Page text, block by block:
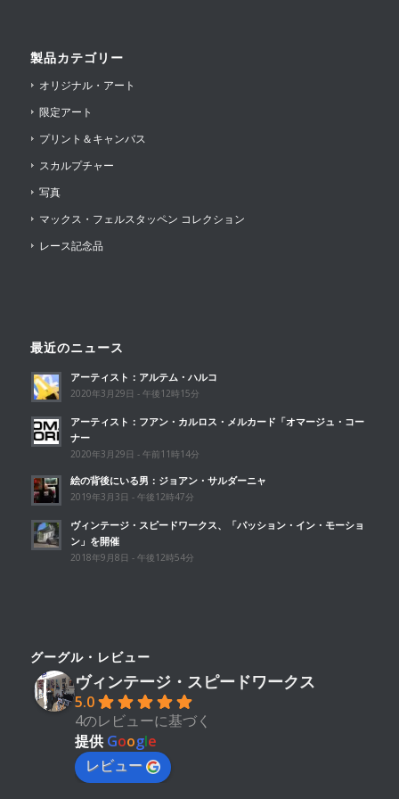
製品カテゴリー
オリジナル・アート
限定アート
プリント＆キャンバス
スカルプチャー
写真
マックス・フェルスタッペン コレクション
レース記念品
最近のニュース
アーティスト：アルテム・ハルコ
2020年3月29日 - 午後12時15分
アーティスト：フアン・カルロス・メルカード「オマージュ・コー
ナー
2020年3月29日 - 午前11時14分
絵の背後にいる男：ジョアン・サルダーニャ
2019年3月3日 - 午後12時47分
ヴィンテージ・スピードワークス、「パッション・イン・モーショ
ン」を開催
2018年9月8日 - 午後12時54分
グーグル・レビュー
ヴィンテージ・スピードワークス
5.0
4のレビューに基づく
提供 Google
レビュー